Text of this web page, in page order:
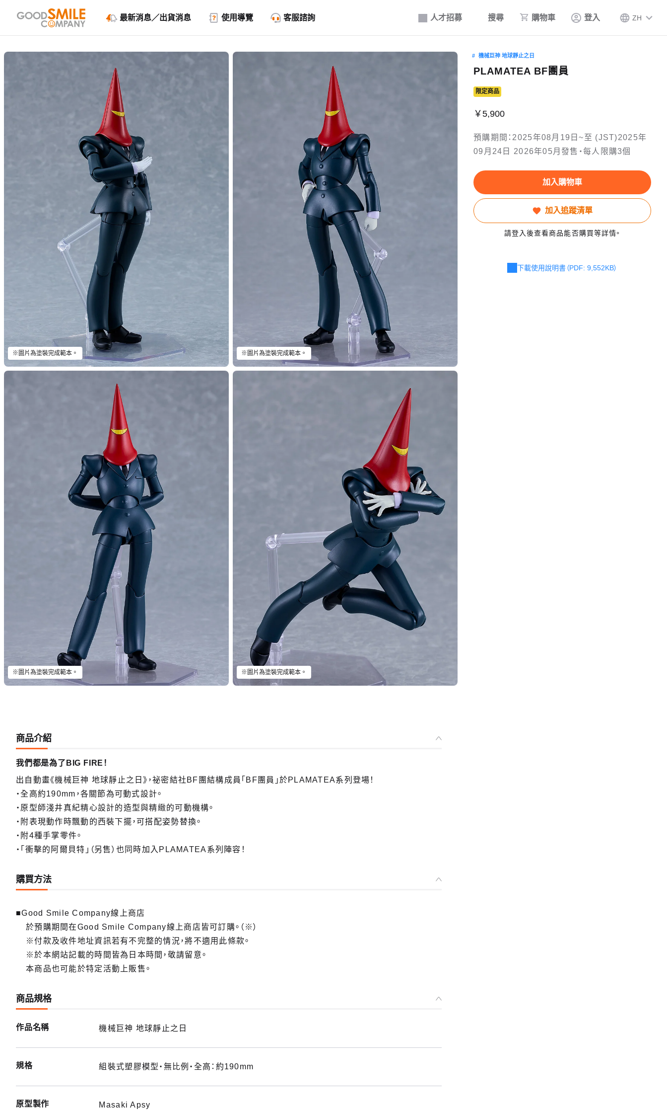
人才招募 搜尋 購物車 登入 ZH
最新消息／出貨消息 使用導覽 客服諮詢
※圖片為塗裝完成範本。 ※圖片為塗裝完成範本。
※圖片為塗裝完成範本。 ※圖片為塗裝完成範本。
機械巨神 地球靜止之日
PLAMATEA BF團員
限定商品
￥5,900
預購期間：2025年08月19日~至 (JST)2025年
09月24日 2026年05月發售・每人限購3個
加入購物車
加入追蹤清單
請登入後查看商品能否購買等詳情。
下載使用說明書（PDF: 9,552KB）
商品介紹
我們都是為了BIG FIRE！
出自動畫《機械巨神 地球靜止之日》，祕密結社BF團結構成員「BF團員」於PLAMATEA系列登場！
・全高約190mm，各關節為可動式設計。
・原型師淺井真紀精心設計的造型與精緻的可動機構。
・附表現動作時飄動的西裝下擺，可搭配姿勢替換。
・附4種手掌零件。
・「衝擊的阿爾貝特」（另售）也同時加入PLAMATEA系列陣容！
購買方法
■Good Smile Company線上商店
於預購期間在Good Smile Company線上商店皆可訂購。（※）
※付款及收件地址資訊若有不完整的情況，將不適用此條款。
※於本網站記載的時間皆為日本時間，敬請留意。
本商品也可能於特定活動上販售。
商品規格
作品名稱 機械巨神 地球靜止之日
規格 組裝式塑膠模型・無比例・全高：約190mm
原型製作 Masaki Apsy